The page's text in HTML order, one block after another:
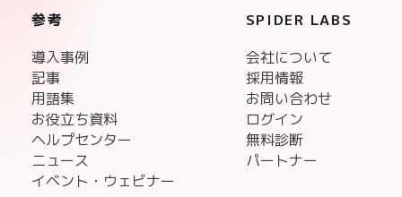
参考
導入事例
記事
用語集
お役立ち資料
ヘルプセンター
ニュース
イベント・ウェビナー
SPIDER LABS
会社について
採用情報
お問い合わせ
ログイン
無料診断
パートナー